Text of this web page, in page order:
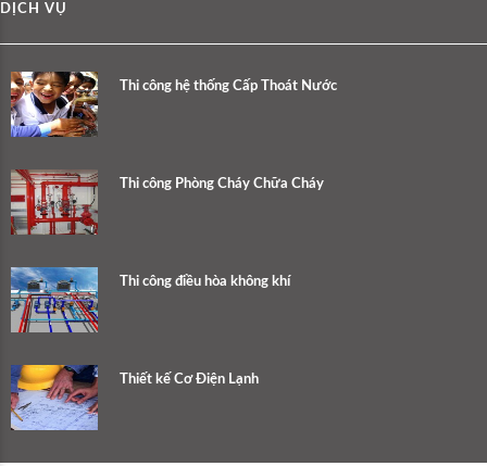
DỊCH VỤ
Thi công hệ thống Cấp Thoát Nước
Thi công Phòng Cháy Chữa Cháy
Thi công điều hòa không khí
Thiết kế Cơ Điện Lạnh